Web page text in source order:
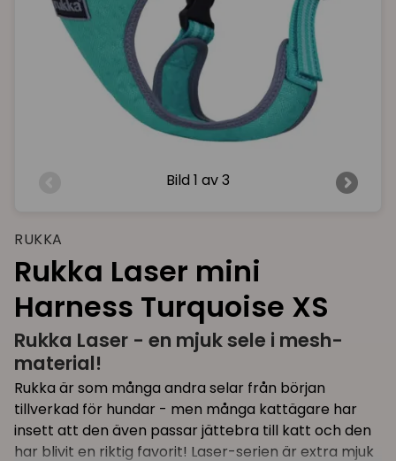
Bild 1 av 3
RUKKA
Rukka Laser mini
Harness Turquoise XS
Rukka Laser - en mjuk sele i mesh-
material!
Rukka är som många andra selar från början
tillverkad för hundar - men många kattägare har
insett att den även passar jättebra till katt och den
har blivit en riktig favorit! Laser-serien är extra mjuk